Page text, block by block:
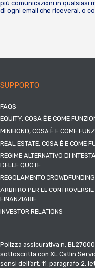
più comunicazioni in qualsiasi
di ogni email che riceverai, o
SUPPORTO
FAQS
EQUITY, COSA È E COME
MINIBOND, COSA È E COME
REAL ESTATE, COSA È E COME
REGIME ALTERNATIVO DI
DELLE QUOTE
REGOLAMENTO CROWDFUNDING
ARBITRO PER LE CONTROVERSIE
FINANZIARIE
INVESTOR RELATIONS
Polizza assicurativa n.
sottoscritta con XL Catlin
sensi dell’art. 11, paragrafo 2,